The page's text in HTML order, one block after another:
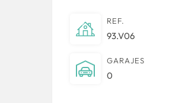
REF.
93.V06
GARAJES
0